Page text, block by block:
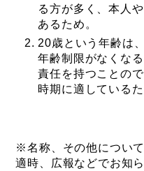
る方が多く、本人
あるため。
20歳という年齢は
年齢制限がなくな
責任を持つことの
時期に適しているた
※名称、その他につい
適時、広報などでお知